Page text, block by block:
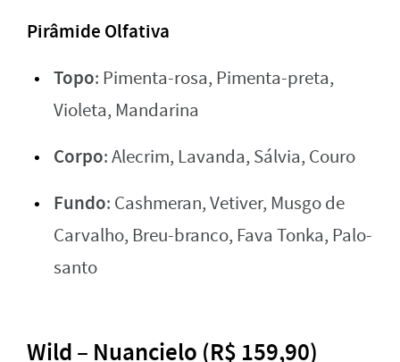
Pirâmide Olfativa
Topo: Pimenta-rosa, Pimenta-preta,
Violeta, Mandarina
Corpo: Alecrim, Lavanda, Sálvia, Couro
Fundo: Cashmeran, Vetiver, Musgo de
Carvalho, Breu-branco, Fava Tonka, Palo-
santo
Wild – Nuancielo (R$ 159,90)